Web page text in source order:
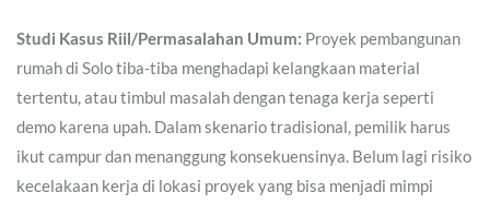
Studi Kasus Riil/Permasalahan Umum: Proyek pembangunan
rumah di Solo tiba-tiba menghadapi kelangkaan material
tertentu, atau timbul masalah dengan tenaga kerja seperti
demo karena upah. Dalam skenario tradisional, pemilik harus
ikut campur dan menanggung konsekuensinya. Belum lagi risiko
kecelakaan kerja di lokasi proyek yang bisa menjadi mimpi